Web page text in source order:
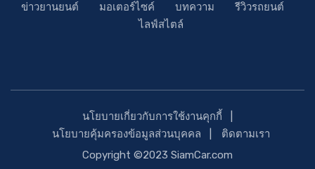
ข่าวยานยนต์ มอเตอร์ไซค์ บทความ
รีวิวรถยนต์
ไลฟ์สไตล์
นโยบายเกี่ยวกับการใช้งานคุกกี้
นโยบายคุ้มครองข้อมูลส่วนบุคคล
ติดตามเรา
Copyright ©2023 SiamCar.com